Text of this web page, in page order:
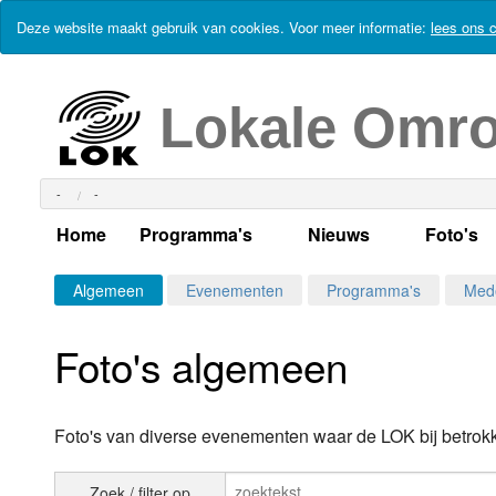
Deze website maakt gebruik van cookies. Voor meer informatie: lees ons
Lokale
- -
Home Programma's
Alle dagen
Per dag
Maandag
Dinsdag
Alle programma's
Uitzending gemist?
Nieuws
Actueel Lokaal
Kabelkrant
Columns
Foto's
Algemeen Evenementen Programma's
Foto's algemeen
Foto's van diverse evenementen waar de LOK bij